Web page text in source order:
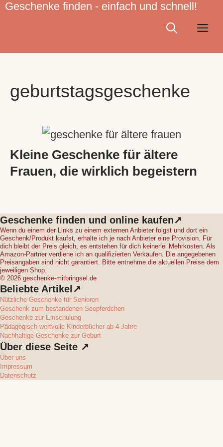
Zum
Geschenke finden - einfach und schnell!
geburtstagsgeschenke
Kleine Geschenke für ältere
Frauen, die wirklich begeistern
Geschenke finden und online kaufen↗
Wenn du einem der Links zu einem externen Anbieter folgst und dort ein
Geschenk/Produkt kaufst, erhalte ich je nach Anbieter eine Provision. Für
dich bleibt der Preis gleich, es entstehen für dich keinerlei Mehrkosten. Als
Amazon-Partner verdiene ich an qualifizierten Verkäufen. Die angegebenen
Preisangaben sind nicht garantiert. Bitte entnehme die aktuellen Preise dem
jeweiligen Shop.
© 2026 geschenke-mitbringsel.de
Beliebte Artikel↗
Nützliche Geschenke für Senioren
Geschenk zum bestandenen Seepferdchen
Geschenke zur Einschulung
Pädagogisch wertvolle Kinderbücher ab 4 Jahre
Nachhaltige Geschenke zur Geburt
Über diese Seite ↗
Über uns
Impressum
Datenschutz